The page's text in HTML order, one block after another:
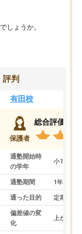
しょうか。
判
有田校
保護者
総合評価
通塾開始時
の学年
小1
通塾期間 1年以上
通った目的 定期テス
偏差値の変
化
上がった